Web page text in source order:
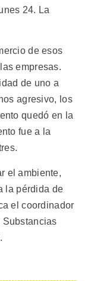
24. La
de esos
empresas.
de uno a
agresivo, los
quedó en la
fue a la
el ambiente,
la pérdida de
el coordinador